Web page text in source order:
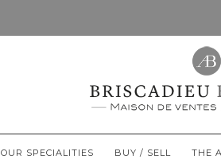
OUR SPECIALITIES BUY / SELL THE